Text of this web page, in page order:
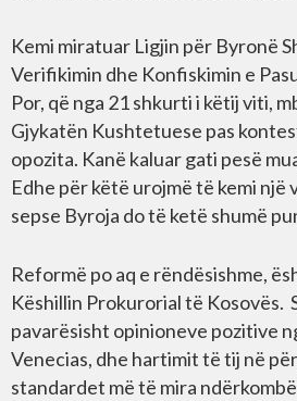
Kemi miratuar Ligjin për Byronë
Verifikimin dhe Konfiskimin e
Por, që nga 21 shkurti i këtij viti,
Gjykatën Kushtetuese pas
opozita. Kanë kaluar gati pesë
Edhe për këtë urojmë të kemi një
sepse Byroja do të ketë shumë
Reformë po aq e rëndësishme,
Këshillin Prokurorial të Kosovës.
pavarësisht opinioneve pozitive
Venecias, dhe hartimit të tij në
standardet më të mira